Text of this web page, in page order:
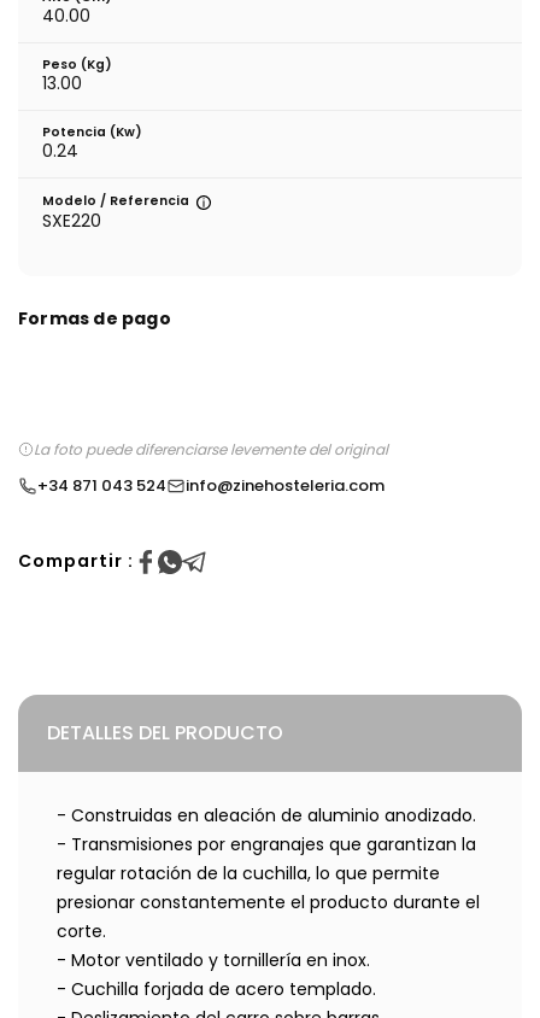
40.00
Peso (kg)
13.00
Potencia (Kw)
0.24
Modelo / Referencia
SXE220
Formas de pago
La foto puede diferenciarse levemente del original
+34 871 043 524 info@zinehosteleria.com
Compartir :
DETALLES DEL PRODUCTO
- Construidas en aleación de aluminio anodizado.
- Transmisiones por engranajes que garantizan la
regular rotación de la cuchilla, lo que permite
presionar constantemente el producto durante el
corte.
- Motor ventilado y tornillería en inox.
- Cuchilla forjada de acero templado.